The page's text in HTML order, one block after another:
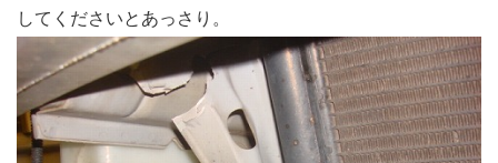
してくださいとあっさり。